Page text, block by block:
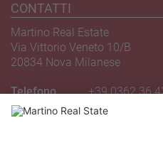
CONTATTI
Martino Real Estate
Via Vittorio Veneto 10/B
20834 Nova Milanese
Telefono
+39 0362 36
Email